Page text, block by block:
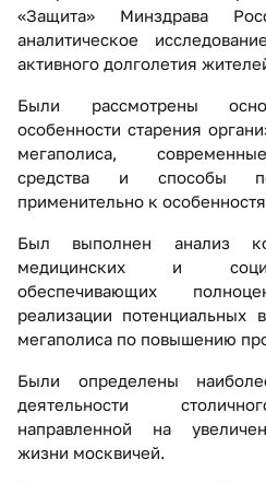
«Защита» Минздрава
аналитическое
активного долголетия
Были рассмотрены
особенности старения
мегаполиса,
средства и способы
применительно к
Был выполнен анализ
медицинских и
обеспечивающих
реализации потенциальных
мегаполиса по повышению
Были определены
деятельности
направленной на
жизни москвичей.